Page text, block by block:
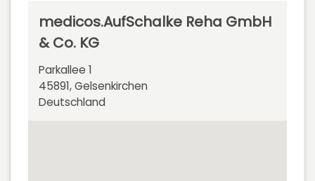
medicos.AufSchalke Reha GmbH
& Co. KG
Parkallee 1
45891, Gelsenkirchen
Deutschland